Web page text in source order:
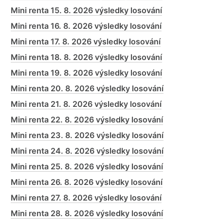
Mini renta 15. 8. 2026 výsledky losování
Mini renta 16. 8. 2026 výsledky losování
Mini renta 17. 8. 2026 výsledky losování
Mini renta 18. 8. 2026 výsledky losování
Mini renta 19. 8. 2026 výsledky losování
Mini renta 20. 8. 2026 výsledky losování
Mini renta 21. 8. 2026 výsledky losování
Mini renta 22. 8. 2026 výsledky losování
Mini renta 23. 8. 2026 výsledky losování
Mini renta 24. 8. 2026 výsledky losování
Mini renta 25. 8. 2026 výsledky losování
Mini renta 26. 8. 2026 výsledky losování
Mini renta 27. 8. 2026 výsledky losování
Mini renta 28. 8. 2026 výsledky losování